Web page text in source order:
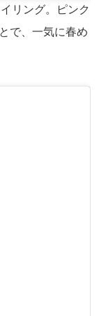
リング。ピンク
で、一気に春め